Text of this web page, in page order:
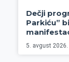
Dečji
Parkiću”
5. avgust 2026.